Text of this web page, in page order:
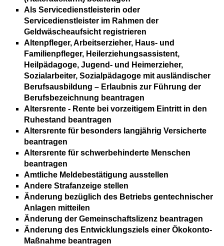
Als Servicedienstleisterin oder
Servicedienstleister im Rahmen der
Geldwäscheaufsicht registrieren
Altenpfleger, Arbeitserzieher, Haus- und
Familienpfleger, Heilerziehungsassistent,
Heilpädagoge, Jugend- und Heimerzieher,
Sozialarbeiter, Sozialpädagoge mit ausländischer
Berufsausbildung – Erlaubnis zur Führung der
Berufsbezeichnung beantragen
Altersrente - Rente bei vorzeitigem Eintritt in den
Ruhestand beantragen
Altersrente für besonders langjährig Versicherte
beantragen
Altersrente für schwerbehinderte Menschen
beantragen
Amtliche Meldebestätigung ausstellen
Andere Strafanzeige stellen
Änderung bezüglich des Betriebs gentechnischer
Anlagen mitteilen
Änderung der Gemeinschaftslizenz beantragen
Änderung des Entwicklungsziels einer Ökokonto-
Maßnahme beantragen